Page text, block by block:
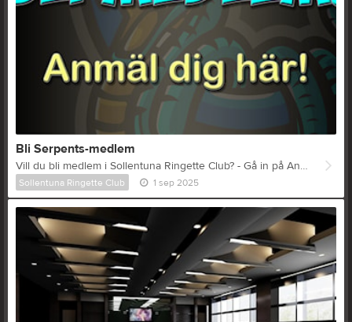
Bli Serpents-medlem
Vill du bli medlem i Sollentuna Ringette Club? - Gå in på Anmälningssidan och fyll i dina uppgifter. Du vet väl att vem som helst kan teckna medlemskap, oavsett om man är aktiv spelare eller inte? Stötta föreningen och bli stödmedlem (detta medlemskap gäller även övriga familjemedlemmar som inte är aktiva i föreningen).. Aktiva betalar utöver medlemskap en aktivitetsavgift enligt nedan. Avgifter säsongen 2025/2026 Medlemsavgift Alla medlemskategorier, inklusive stödmedlemmar: 400:- (Faktureras en gång per säsong) Aktivitetsavgifter (Avgiften anges per säsong. Fakturering av halva beloppet sker terminsvis) Skridsko/Ringetteskola(födda 2016 eller senare) 900:- Minior (födda 2012-2015) 2800:- Ungdom (födda 2009-2011) 3300:- Junior (födda 2005-2008) 3700:- Senior (födda 2004 eller tidigare ) 4000:- Rekreationsspelare 0:- (endast medlemsavgift) Stödmedlemmar 0:- (endast medlemsavgift) Rabatter (gäller ej ringetteskolan) Syskonrabatter: 2 st 1000:- 3 st 1500:- (avdrages från det sammanlagda beloppet för alla syskon) Rabatter utgår för följande åldrar om man deltar i liknande issport, t ex bandy och ishockey, vilket meddelas föreningen. Minior 500:- Ungdom 500:- Junior 1000:- Senior 1000:- Vid frågor kontakta ekonomi@sollentunaringette.se
Sollentuna Ringette Club 1 sep 2025